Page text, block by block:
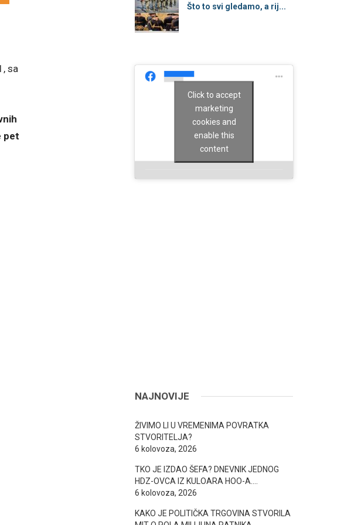
sa
pet
Što to svi gledamo, a rij...
Click to accept
marketing
cookies and
enable this
content
NAJNOVIJE
ŽIVIMO LI U VREMENIMA POVRATKA
STVORITELJA?
6 kolovoza, 2026
TKO JE IZDAO ŠEFA? DNEVNIK JEDNOG
HDZ-OVCA IZ KULOARA HOO-A….
6 kolovoza, 2026
KAKO JE POLITIČKA TRGOVINA STVORILA